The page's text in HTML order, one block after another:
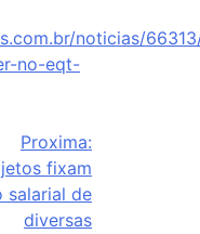
noticias/
no-eqt-
Proxima:
fixam
salarial de
diversas